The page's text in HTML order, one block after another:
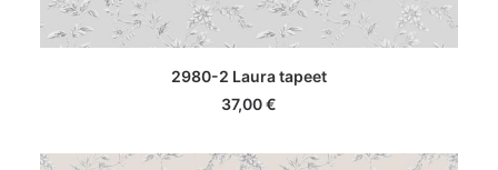
LISA KORVI
2980-2 Laura tapeet
37,00€